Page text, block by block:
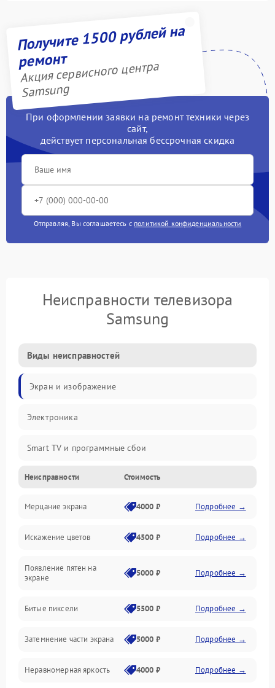
Получите 1500 рублей на
ремонт
Акция сервисного центра
Samsung
При оформлении заявки на ремонт техники через
сайт,
действует персональная бессрочная скидка
Отправляя, Вы соглашаетесь с политикой конфиденциальности
Неисправности телевизора
Samsung
Виды неисправностей
Экран и изображение
Электроника
Smart TV и программные сбои
Питание и запуск
Подсветка и LED-модули
Звук и аудиосистема
Сигнал и приём каналов
Механические повреждения
Программное обеспечение
Неисправности Стоимость
Мерцание экрана 4000 ₽ Подробнее →
Искажение цветов 4500 ₽ Подробнее →
Появление пятен на
экране
5000 ₽ Подробнее →
Битые пиксели 5500 ₽ Подробнее →
Затемнение части экрана 5000 ₽ Подробнее →
Неравномерная яркость 4000 ₽ Подробнее →